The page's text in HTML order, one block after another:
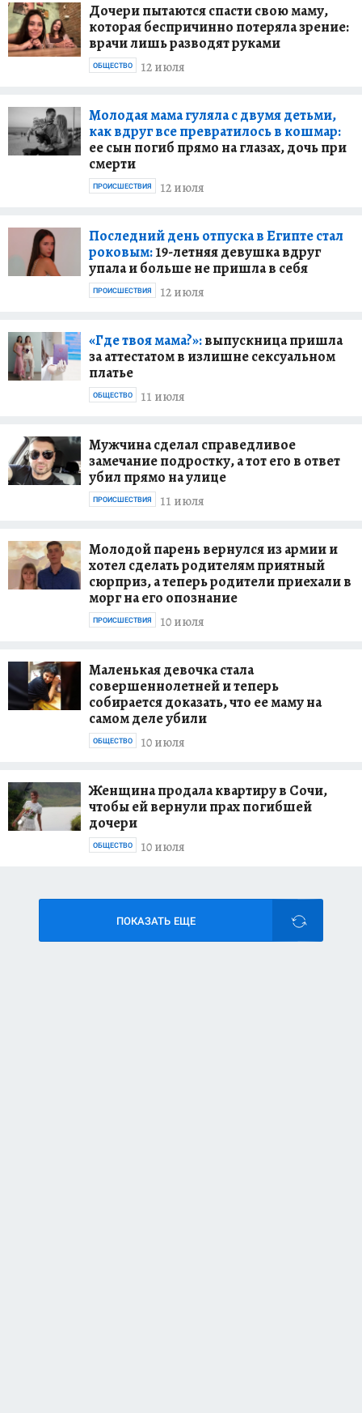
Дочери пытаются спасти свою маму,
которая беспричинно потеряла зрение:
врачи лишь разводят руками
12 июля
ОБЩЕСТВО
Молодая мама гуляла с двумя детьми,
как вдруг все превратилось в кошмар:
ее сын погиб прямо на глазах, дочь при
смерти
12 июля
ПРОИСШЕСТВИЯ
Последний день отпуска в Египте стал
роковым:19-летняя девушка вдруг
упала и больше не пришла в себя
12 июля
ПРОИСШЕСТВИЯ
«Где твоя мама?»:выпускница пришла
за аттестатом в излишне сексуальном
платье
11 июля
ОБЩЕСТВО
Мужчина сделал справедливое
замечание подростку, а тот его в ответ
убил прямо на улице
11 июля
ПРОИСШЕСТВИЯ
Молодой парень вернулся из армии и
хотел сделать родителям приятный
сюрприз, а теперь родители приехали в
морг на его опознание
10 июля
ПРОИСШЕСТВИЯ
Маленькая девочка стала
совершеннолетней и теперь
собирается доказать, что ее маму на
самом деле убили
10 июля
ОБЩЕСТВО
Женщина продала квартиру в Сочи,
чтобы ей вернули прах погибшей
дочери
10 июля
ОБЩЕСТВО
ПОКАЗАТЬ ЕЩЕ